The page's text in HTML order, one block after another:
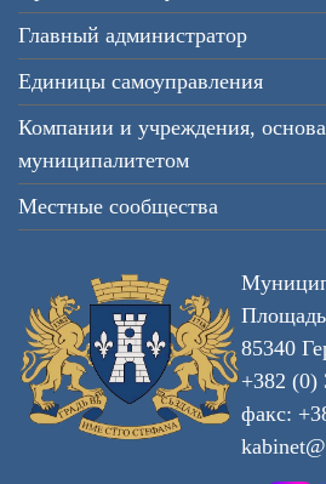
Главный администратор
Единицы самоуправления
Компании и учреждения,
муниципалитетом
Местные сообщества
85340
+382 (0)
факс: